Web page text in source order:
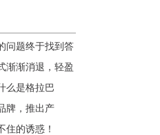
问题终于找到答
渐消退，轻盈
么是格拉巴
牌，推出产
住的诱惑！